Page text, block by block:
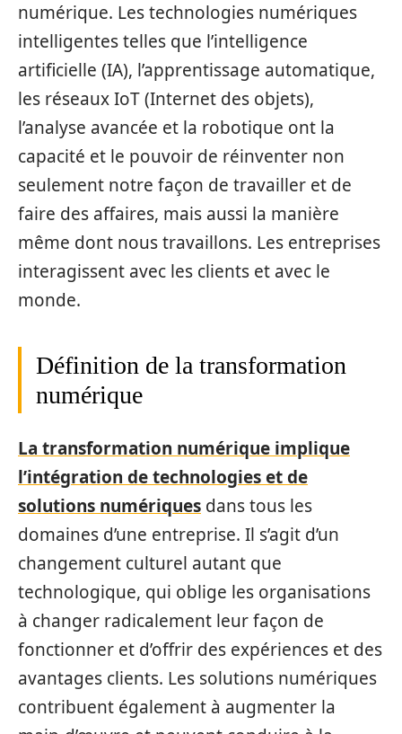
numérique. Les technologies numériques
intelligentes telles que l’intelligence
artificielle (IA), l’apprentissage automatique,
les réseaux IoT (Internet des objets),
l’analyse avancée et la robotique ont la
capacité et le pouvoir de réinventer non
seulement notre façon de travailler et de
faire des affaires, mais aussi la manière
même dont nous travaillons. Les entreprises
interagissent avec les clients et avec le
monde.
Définition de la transformation
numérique
La transformation numérique implique
l’intégration de technologies et de
solutions numériques dans tous les
domaines d’une entreprise. Il s’agit d’un
changement culturel autant que
technologique, qui oblige les organisations
à changer radicalement leur façon de
fonctionner et d’offrir des expériences et des
avantages clients. Les solutions numériques
contribuent également à augmenter la